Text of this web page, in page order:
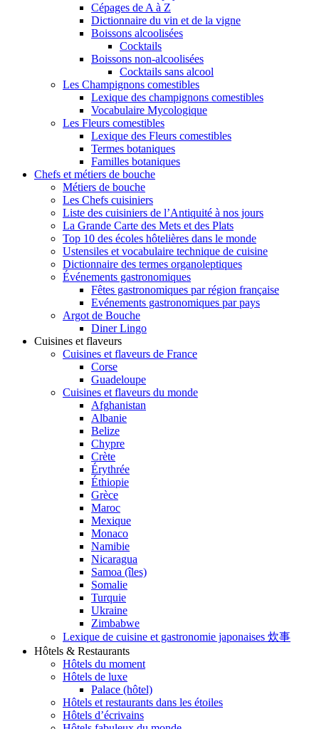
Cépages de A à Z
Dictionnaire du vin et de la vigne
Boissons alcoolisées
Cocktails
Boissons non-alcoolisées
Cocktails sans alcool
Les Champignons comestibles
Lexique des champignons comestibles
Vocabulaire Mycologique
Les Fleurs comestibles
Lexique des Fleurs comestibles
Termes botaniques
Familles botaniques
Chefs et métiers de bouche
Métiers de bouche
Les Chefs cuisiniers
Liste des cuisiniers de l’Antiquité à nos jours
La Grande Carte des Mets et des Plats
Top 10 des écoles hôtelières dans le monde
Ustensiles et vocabulaire technique de cuisine
Dictionnaire des termes organoleptiques
Événements gastronomiques
Fêtes gastronomiques par région française
Evénements gastronomiques par pays
Argot de Bouche
Diner Lingo
Cuisines et flaveurs
Cuisines et flaveurs de France
Corse
Guadeloupe
Cuisines et flaveurs du monde
Afghanistan
Albanie
Belize
Chypre
Crète
Érythrée
Éthiopie
Grèce
Maroc
Mexique
Monaco
Namibie
Nicaragua
Samoa (îles)
Somalie
Turquie
Ukraine
Zimbabwe
Lexique de cuisine et gastronomie japonaises 炊事
Hôtels & Restaurants
Hôtels du moment
Hôtels de luxe
Palace (hôtel)
Hôtels et restaurants dans les étoiles
Hôtels d’écrivains